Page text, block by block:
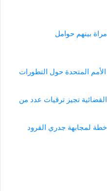
المتحدة حول التطورات
تجيز ترقيات عدد من
لمجابهة جدري القرود